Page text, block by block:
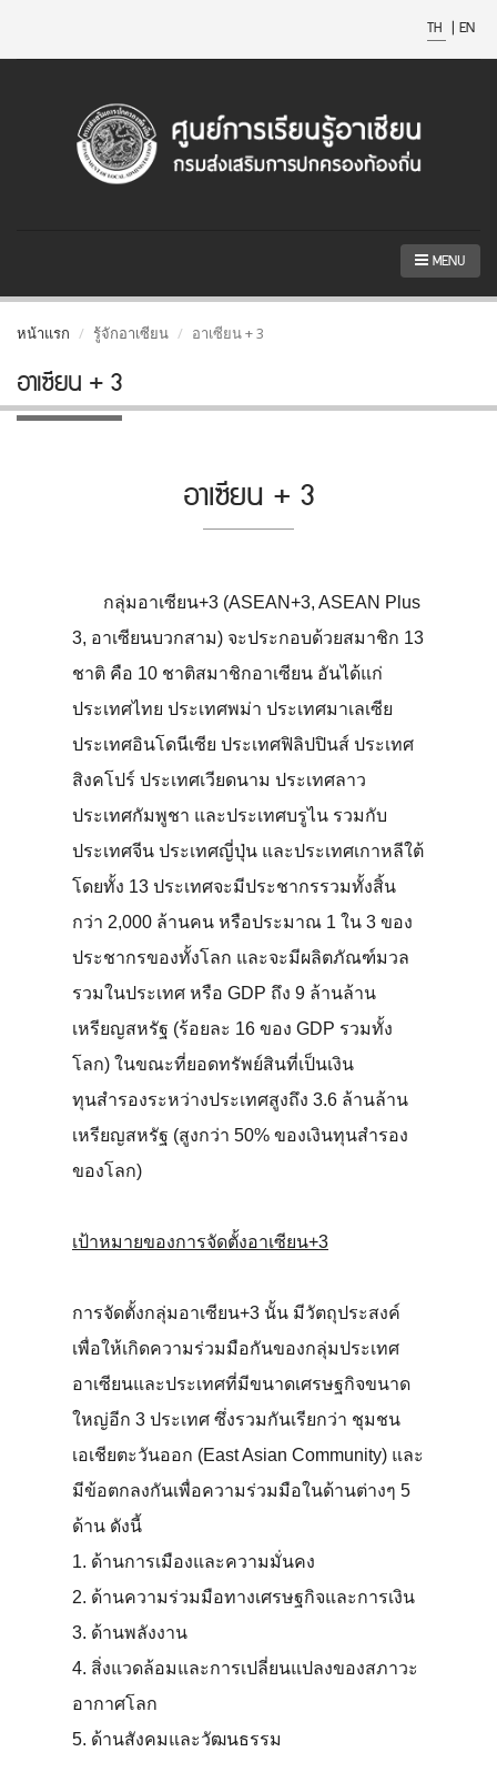
TH | EN
MENU
หน้าแรก รู้จักอาเซียน อาเซียน + 3
อาเซียน + 3
อาเซียน + 3
กลุ่มอาเซียน+3 (ASEAN+3, ASEAN Plus
3, อาเซียนบวกสาม) จะประกอบด้วยสมาชิก 13
ชาติ คือ 10 ชาติสมาชิกอาเซียน อันได้แก่
ประเทศไทย ประเทศพม่า ประเทศมาเลเซีย
ประเทศอินโดนีเซีย ประเทศฟิลิปปินส์ ประเทศ
สิงคโปร์ ประเทศเวียดนาม ประเทศลาว
ประเทศกัมพูชา และประเทศบรูไน รวมกับ
ประเทศจีน ประเทศญี่ปุ่น และประเทศเกาหลีใต้
โดยทั้ง 13 ประเทศจะมีประชากรรวมทั้งสิ้น
กว่า 2,000 ล้านคน หรือประมาณ 1 ใน 3 ของ
ประชากรของทั้งโลก และจะมีผลิตภัณฑ์มวล
รวมในประเทศ หรือ GDP ถึง 9 ล้านล้าน
เหรียญสหรัฐ (ร้อยละ 16 ของ GDP รวมทั้ง
โลก) ในขณะที่ยอดทรัพย์สินที่เป็นเงิน
ทุนสำรองระหว่างประเทศสูงถึง 3.6 ล้านล้าน
เหรียญสหรัฐ (สูงกว่า 50% ของเงินทุนสำรอง
ของโลก)
เป้าหมายของการจัดตั้งอาเซียน+3
การจัดตั้งกลุ่มอาเซียน+3 นั้น มีวัตถุประสงค์
เพื่อให้เกิดความร่วมมือกันของกลุ่มประเทศ
อาเซียนและประเทศที่มีขนาดเศรษฐกิจขนาด
ใหญ่อีก 3 ประเทศ ซึ่งรวมกันเรียกว่า ชุมชน
เอเชียตะวันออก (East Asian Community) และ
มีข้อตกลงกันเพื่อความร่วมมือในด้านต่างๆ 5
ด้าน ดังนี้
1. ด้านการเมืองและความมั่นคง
2. ด้านความร่วมมือทางเศรษฐกิจและการเงิน
3. ด้านพลังงาน
4. สิ่งแวดล้อมและการเปลี่ยนแปลงของสภาวะ
อากาศโลก
5. ด้านสังคมและวัฒนธรรม